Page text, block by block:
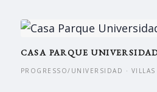
CASA PARQUE
PROGRESSO/UNIVERSIDAD ·